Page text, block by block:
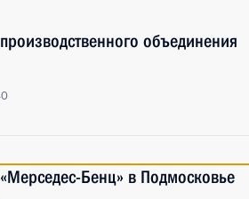
объединения
Бенц» в Подмосковье